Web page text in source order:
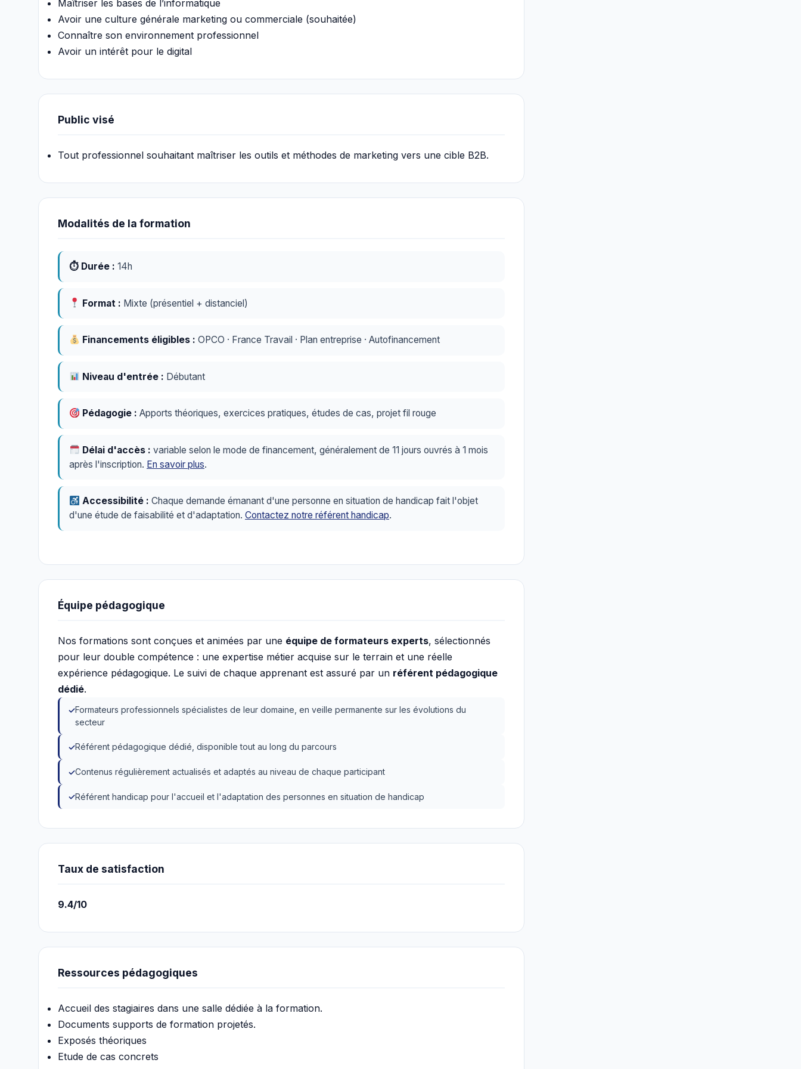
Maîtriser les bases de l’informatique
Avoir une culture générale marketing ou commerciale (souhaitée)
Connaître son environnement professionnel
Avoir un intérêt pour le digital
Public visé
Tout professionnel souhaitant maîtriser les outils et méthodes de marketing vers une cible B2B.
Modalités de la formation
⏱ Durée : 14h
Format : Mixte (présentiel + distanciel)
Financements éligibles : OPCO · France Travail · Plan entreprise · Autofinancement
Niveau d'entrée : Débutant
Pédagogie : Apports théoriques, exercices pratiques, études de cas, projet fil rouge
Délai d'accès : variable selon le mode de financement, généralement de 11 jours ouvrés à 1 mois
après l'inscription. En savoir plus.
Accessibilité : Chaque demande émanant d'une personne en situation de handicap fait l'objet
d'une étude de faisabilité et d'adaptation. Contactez notre référent handicap.
Équipe pédagogique
Nos formations sont conçues et animées par une équipe de formateurs experts, sélectionnés
pour leur double compétence : une expertise métier acquise sur le terrain et une réelle
expérience pédagogique. Le suivi de chaque apprenant est assuré par un référent pédagogique
dédié.
Formateurs professionnels spécialistes de leur domaine, en veille permanente sur les évolutions du
secteur
Référent pédagogique dédié, disponible tout au long du parcours
Contenus régulièrement actualisés et adaptés au niveau de chaque participant
Référent handicap pour l'accueil et l'adaptation des personnes en situation de handicap
Taux de satisfaction
9.4/10
Ressources pédagogiques
Accueil des stagiaires dans une salle dédiée à la formation.
Documents supports de formation projetés.
Exposés théoriques
Etude de cas concrets